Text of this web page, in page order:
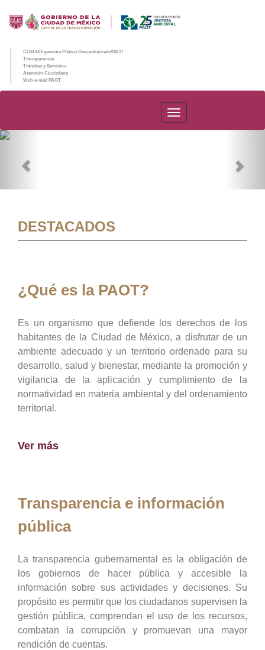
CDMX/Organismo Público Descentralizado/PAOT
Transparencia
Trámites y Servicios
Atención Ciudadana
Web e-mail PAOT
PAOT
DESTACADOS
¿Qué es la PAOT?
Es un organismo que defiende los derechos de los
habitantes de la Ciudad de México, a disfrutar de un
ambiente adecuado y un territorio ordenado para su
desarrollo, salud y bienestar, mediante la promoción y
vigilancia de la aplicación y cumplimiento de la
normatividad en materia ambiental y del ordenamiento
territorial.
Ver más
Transparencia e información
pública
La transparencia gubernamental es la obligación de
los gobiernos de hacer pública y accesible la
información sobre sus actividades y decisiones. Su
propósito es permitir que los ciudadanos supervisen la
gestión pública, comprendan el uso de los recursos,
combatan la corrupción y promuevan una mayor
rendición de cuentas.